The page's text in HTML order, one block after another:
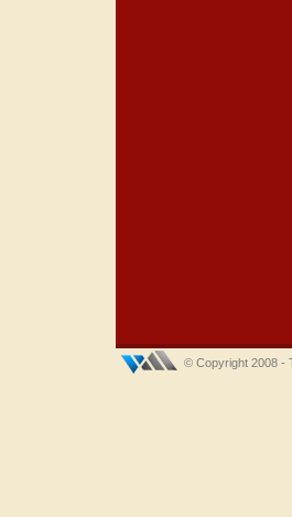
© Copyright 2008 -